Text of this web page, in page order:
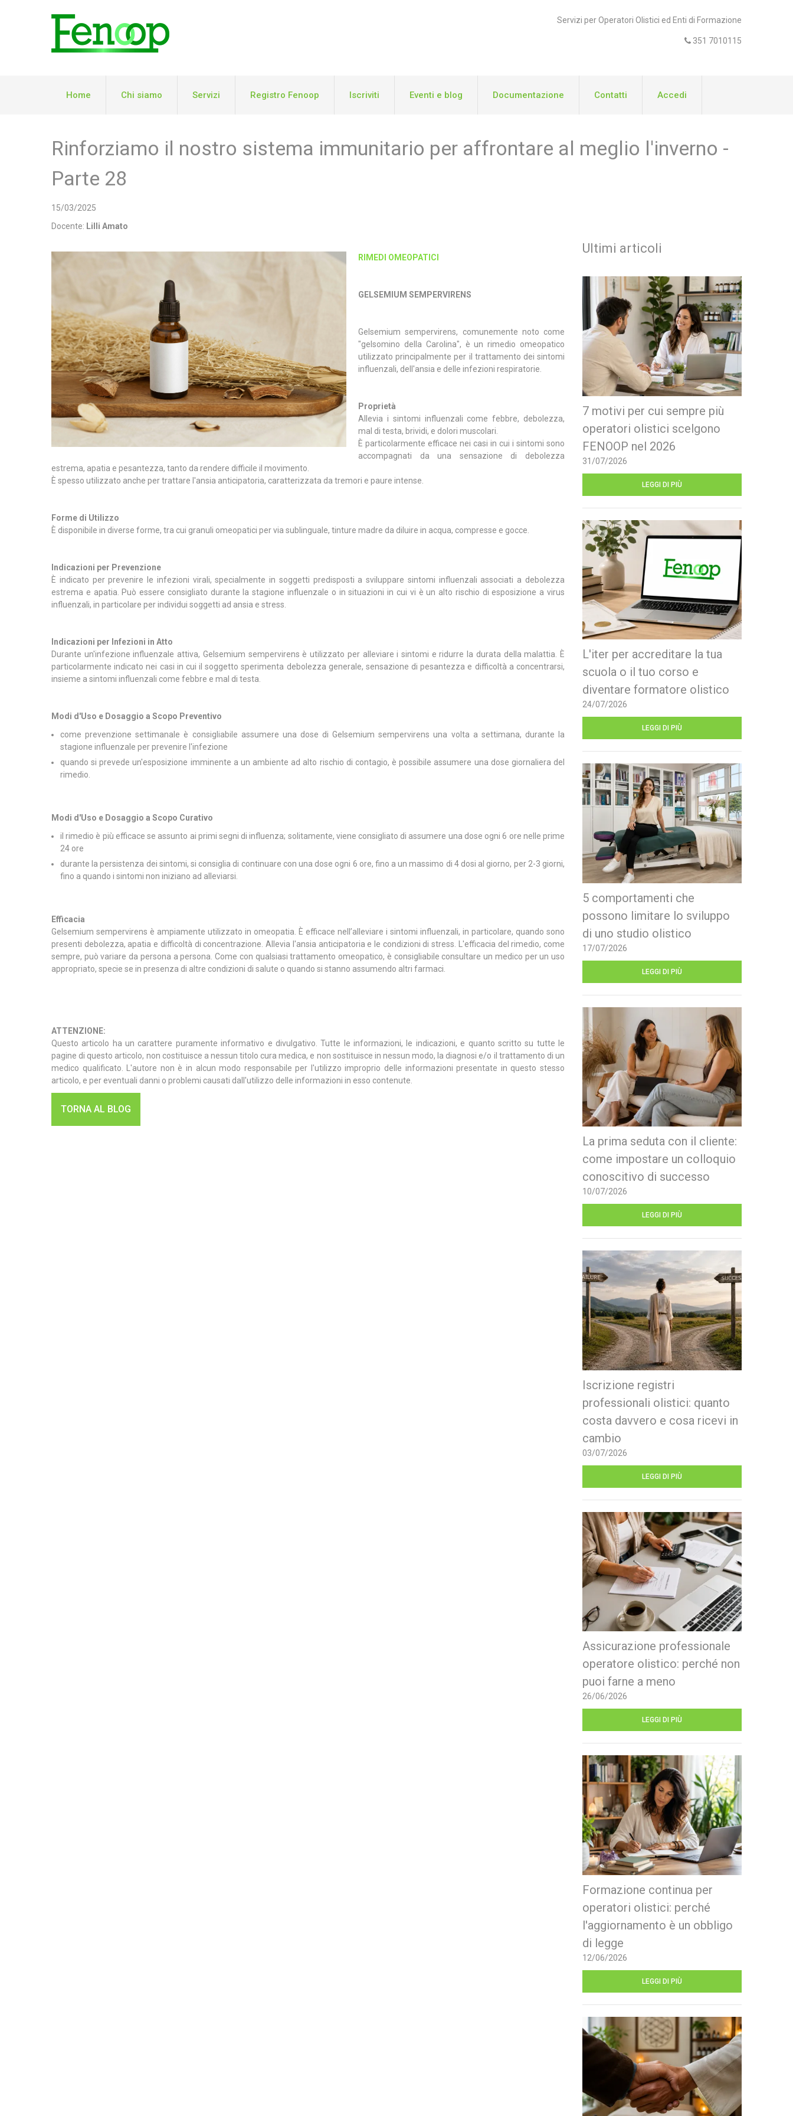
Servizi per Operatori Olistici ed Enti di Formazione
351 7010115
Home Chi siamo Servizi Registro Fenoop Iscriviti Eventi e blog Documentazione Contatti Accedi
Rinforziamo il nostro sistema immunitario per affrontare al meglio l'inverno -
Parte 28
15/03/2025
Docente: Lilli Amato
RIMEDI OMEOPATICI
GELSEMIUM SEMPERVIRENS
Gelsemium sempervirens, comunemente noto come
"gelsomino della Carolina", è un rimedio omeopatico
utilizzato principalmente per il trattamento dei sintomi
influenzali, dell'ansia e delle infezioni respiratorie.
Proprietà
Allevia i sintomi influenzali come febbre, debolezza,
mal di testa, brividi, e dolori muscolari.
È particolarmente efficace nei casi in cui i sintomi sono
accompagnati da una sensazione di debolezza
estrema, apatia e pesantezza, tanto da rendere difficile il movimento.
È spesso utilizzato anche per trattare l'ansia anticipatoria, caratterizzata da tremori e paure intense.
Forme di Utilizzo
È disponibile in diverse forme, tra cui granuli omeopatici per via sublinguale, tinture madre da diluire in acqua, compresse e gocce.
Indicazioni per Prevenzione
È indicato per prevenire le infezioni virali, specialmente in soggetti predisposti a sviluppare sintomi influenzali associati a debolezza
estrema e apatia. Può essere consigliato durante la stagione influenzale o in situazioni in cui vi è un alto rischio di esposizione a virus
influenzali, in particolare per individui soggetti ad ansia e stress.
Indicazioni per Infezioni in Atto
Durante un'infezione influenzale attiva, Gelsemium sempervirens è utilizzato per alleviare i sintomi e ridurre la durata della malattia. È
particolarmente indicato nei casi in cui il soggetto sperimenta debolezza generale, sensazione di pesantezza e difficoltà a concentrarsi,
insieme a sintomi influenzali come febbre e mal di testa.
Modi d'Uso e Dosaggio a Scopo Preventivo
come prevenzione settimanale è consigliabile assumere una dose di Gelsemium sempervirens una volta a settimana, durante la
stagione influenzale per prevenire l'infezione
quando si prevede un'esposizione imminente a un ambiente ad alto rischio di contagio, è possibile assumere una dose giornaliera del
rimedio.
Modi d'Uso e Dosaggio a Scopo Curativo
il rimedio è più efficace se assunto ai primi segni di influenza; solitamente, viene consigliato di assumere una dose ogni 6 ore nelle prime
24 ore
durante la persistenza dei sintomi, si consiglia di continuare con una dose ogni 6 ore, fino a un massimo di 4 dosi al giorno, per 2-3 giorni,
fino a quando i sintomi non iniziano ad alleviarsi.
Efficacia
Gelsemium sempervirens è ampiamente utilizzato in omeopatia. È efficace nell’alleviare i sintomi influenzali, in particolare, quando sono
presenti debolezza, apatia e difficoltà di concentrazione. Allevia l'ansia anticipatoria e le condizioni di stress. L'efficacia del rimedio, come
sempre, può variare da persona a persona. Come con qualsiasi trattamento omeopatico, è consigliabile consultare un medico per un uso
appropriato, specie se in presenza di altre condizioni di salute o quando si stanno assumendo altri farmaci.
ATTENZIONE:
Questo articolo ha un carattere puramente informativo e divulgativo. Tutte le informazioni, le indicazioni, e quanto scritto su tutte le
pagine di questo articolo, non costituisce a nessun titolo cura medica, e non sostituisce in nessun modo, la diagnosi e/o il trattamento di un
medico qualificato. L'autore non è in alcun modo responsabile per l'utilizzo improprio delle informazioni presentate in questo stesso
articolo, e per eventuali danni o problemi causati dall'utilizzo delle informazioni in esso contenute.
TORNA AL BLOG
Ultimi articoli
7 motivi per cui sempre più
operatori olistici scelgono
FENOOP nel 2026
31/07/2026
LEGGI DI PIÙ
L'iter per accreditare la tua
scuola o il tuo corso e
diventare formatore olistico
24/07/2026
LEGGI DI PIÙ
5 comportamenti che
possono limitare lo sviluppo
di uno studio olistico
17/07/2026
LEGGI DI PIÙ
La prima seduta con il cliente:
come impostare un colloquio
conoscitivo di successo
10/07/2026
LEGGI DI PIÙ
Iscrizione registri
professionali olistici: quanto
costa davvero e cosa ricevi in
cambio
03/07/2026
LEGGI DI PIÙ
Assicurazione professionale
operatore olistico: perché non
puoi farne a meno
26/06/2026
LEGGI DI PIÙ
Formazione continua per
operatori olistici: perché
l'aggiornamento è un obbligo
di legge
12/06/2026
LEGGI DI PIÙ